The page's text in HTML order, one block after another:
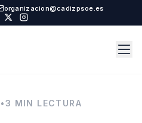
organizacion@cadizpsoe.es
•3 MIN LECTURA